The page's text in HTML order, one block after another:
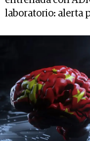
laboratorio: alerta